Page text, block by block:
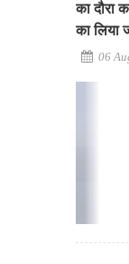
का दौरा
का लिया
06